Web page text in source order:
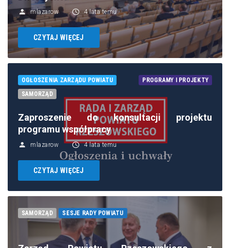
mlazarow 4 lata temu
CZYTAJ WIĘCEJ
OGŁOSZENIA ZARZĄDU POWIATU
PROGRAMY I PROJEKTY
SAMORZĄD
Zaproszenie do konsultacji projektu
programu współpracy
mlazarow 4 lata temu
CZYTAJ WIĘCEJ
SAMORZĄD SESJE RADY POWIATU